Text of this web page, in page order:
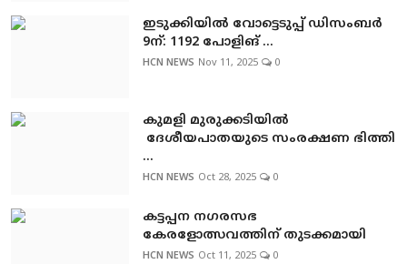
ഇടുക്കിയിൽ വോട്ടെടുപ്പ് ഡിസംബര്‍
9ന്: 1192 പോളിങ് ...
HCN NEWS Nov 11, 2025 0
കുമളി മുരുക്കടിയില്‍
ദേശീയപാതയുടെ സംരക്ഷണ ഭിത്തി
...
HCN NEWS Oct 28, 2025 0
കട്ടപ്പന നഗരസഭ
കേരളോത്സവത്തിന് തുടക്കമായി
HCN NEWS Oct 11, 2025 0